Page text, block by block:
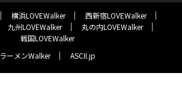
横浜LOVEWalker
西新宿LOVEWalker
九州LOVEWalker
丸の内LOVEWalker
戦国LOVEWalker
ラーメンWalker
ASCII.jp